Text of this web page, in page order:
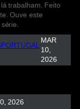
trabalham. Feito
Ouve este
MAR
10,
2026
2026